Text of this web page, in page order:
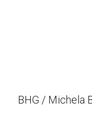
BHG / Michela